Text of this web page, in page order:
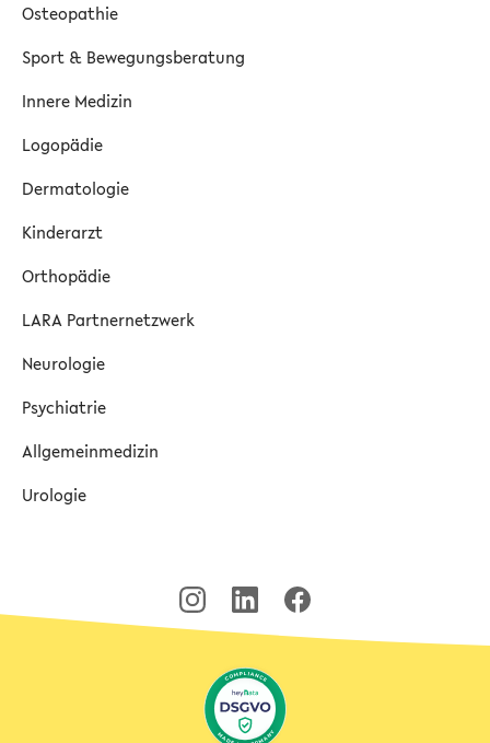
Osteopathie
Sport & Bewegungsberatung
Innere Medizin
Logopädie
Dermatologie
Kinderarzt
Orthopädie
LARA Partnernetzwerk
Neurologie
Psychiatrie
Allgemeinmedizin
Urologie